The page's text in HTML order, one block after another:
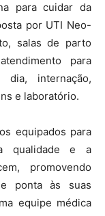
para cuidar da
por UTI Neo-
salas de parto
para
internação,
e laboratório.
equipados para
qualidade e a
promovendo
ponta às suas
equipe médica